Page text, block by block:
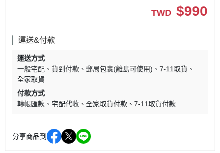
TWD $990
運送&付款
運送方式
一般宅配
貨到付款 郵局包裹(離島可使用)
7-11取貨
全家取貨
付款方式
轉帳匯款
宅配代收 全家取貨付款 7-11取貨付款
分享商品到